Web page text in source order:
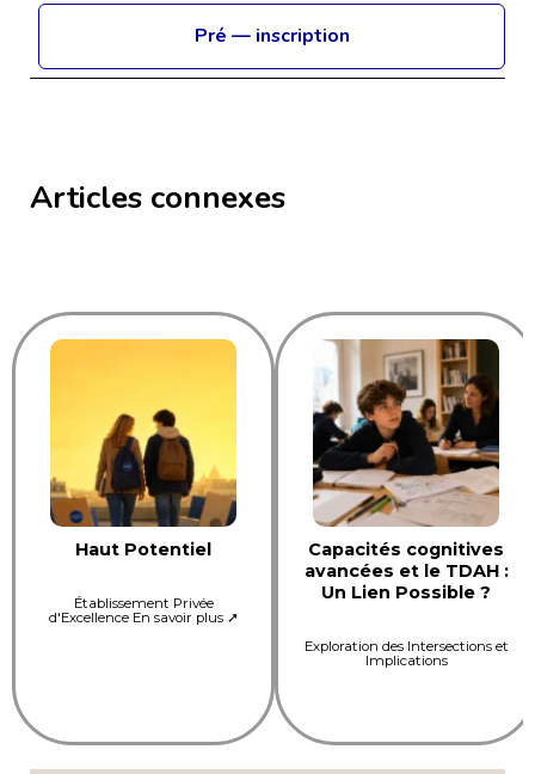
Pré — inscription
Articles connexes
Haut Potentiel
Établissement Privée
d'Excellence En savoir plus ➚
Capacités cognitives
avancées et le TDAH :
Un Lien Possible ?
Exploration des Intersections et
Implications